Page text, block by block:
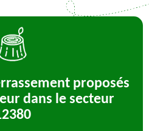
proposés
dans le secteur